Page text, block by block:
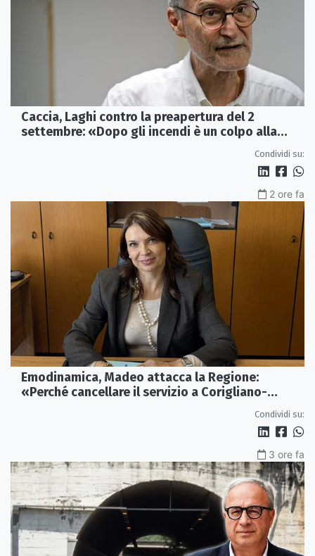
Caccia, Laghi contro la preapertura del 2
settembre: «Dopo gli incendi è un colpo alla
Condividi su:
2 ore fa
Emodinamica, Madeo attacca la Regione:
«Perché cancellare il servizio a Corigliano-
Condividi su:
3 ore fa